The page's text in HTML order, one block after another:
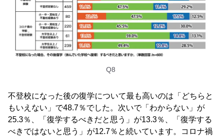
Q8
不登校になった後の復学について最も高いのは「どちらと
もいえない」で48.7％でした。次いで「わからない」が
25.3％、「復学するべきだと思う」が13.3％、「復学する
べきではないと思う」が12.7％と続いています。コロナ禍